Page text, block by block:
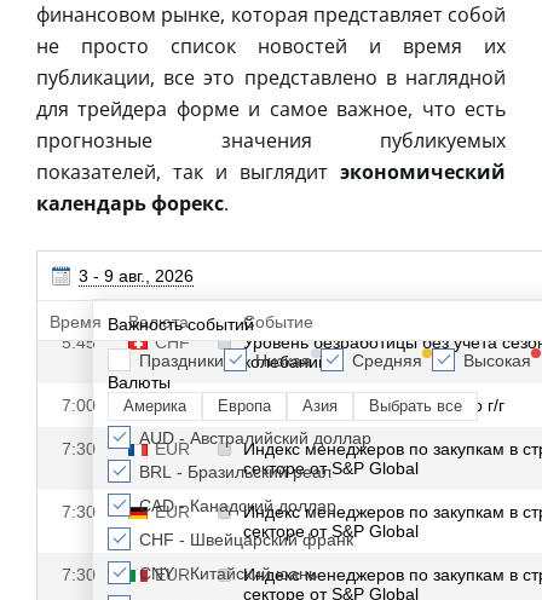
финансовом рынке, которая представляет собой
не просто список новостей и время их
публикации, все это представлено в наглядной
для трейдера форме и самое важное, что есть
прогнозные значения публикуемых
показателей, так и выглядит экономический
календарь форекс.